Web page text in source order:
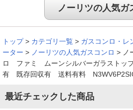
ノーリツの人気ガ
トップ > カテゴリ一覧 > ガスコンロ・レ
ーター > ノーリツの人気ガスコンロ > ノ
ロ ファミ ムーンシルバーガラスト
有 既存回収有 送料有料
最近チェックした商品